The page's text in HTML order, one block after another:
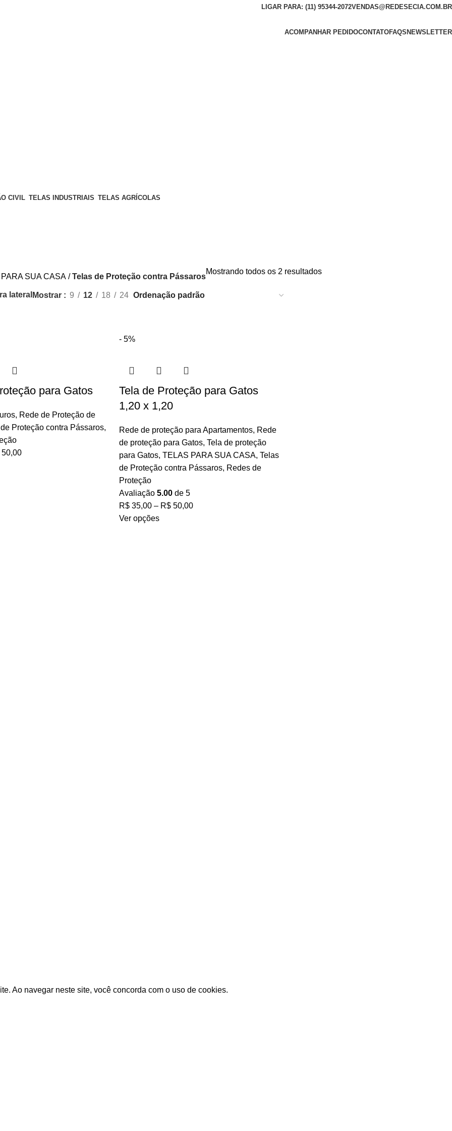
LIGAR PARA: (11) 95344-2072VENDAS@REDESECIA.COM.BR
ACOMPANHAR PEDIDOCONTATOFAQS NEWSLETTER
CIVIL TELAS INDUSTRIAIS TELAS AGRÍCOLAS
SUA CASA Telas de Proteção contra Pássaros
Mostrando todos os 2 resultados
lateral Mostrar 9 12 18 24
para Gatos
, Rede de Proteção de
Proteção contra Pássaros,
- 5%
Tela de Proteção para Gatos
1,20 x 1,20
Rede de proteção para Apartamentos, Rede
de proteção para Gatos, Tela de proteção
para Gatos, TELAS PARA SUA CASA, Telas
de Proteção contra Pássaros, Redes de
Proteção
Avaliação 5.00de 5
R$35,00– R$50,00
Ver opções
Ao navegar neste site, você concorda com o uso de cookies.